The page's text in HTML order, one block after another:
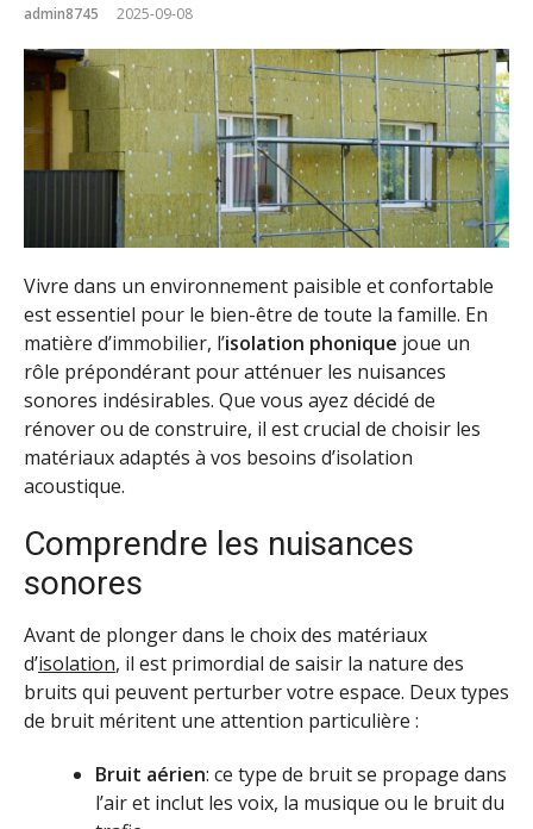
admin8745 2025-09-08
Vivre dans un environnement paisible et confortable
est essentiel pour le bien-être de toute la famille. En
matière d’immobilier, l’isolation phonique joue un
rôle prépondérant pour atténuer les nuisances
sonores indésirables. Que vous ayez décidé de
rénover ou de construire, il est crucial de choisir les
matériaux adaptés à vos besoins d’isolation
acoustique.
Comprendre les nuisances
sonores
Avant de plonger dans le choix des matériaux
d’isolation, il est primordial de saisir la nature des
bruits qui peuvent perturber votre espace. Deux types
de bruit méritent une attention particulière :
Bruit aérien: ce type de bruit se propage dans
l’air et inclut les voix, la musique ou le bruit du